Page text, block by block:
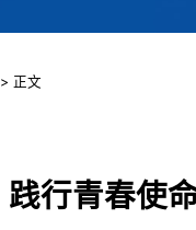
正文
践行青春使